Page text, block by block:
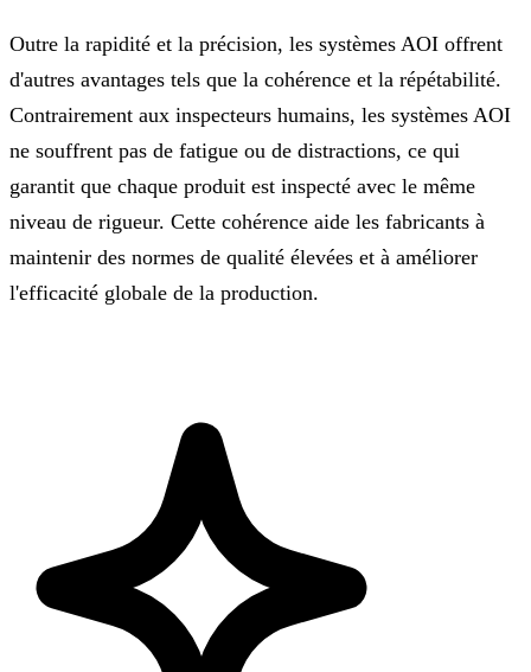
Outre la rapidité et la précision, les systèmes AOI offrent
d'autres avantages tels que la cohérence et la répétabilité.
Contrairement aux inspecteurs humains, les systèmes AOI
ne souffrent pas de fatigue ou de distractions, ce qui
garantit que chaque produit est inspecté avec le même
niveau de rigueur. Cette cohérence aide les fabricants à
maintenir des normes de qualité élevées et à améliorer
l'efficacité globale de la production.